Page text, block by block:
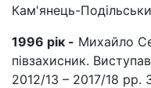
Кам'янець-
1996 рік - Михайло
півзахисник.
2012/13 – 2017/18 рр.